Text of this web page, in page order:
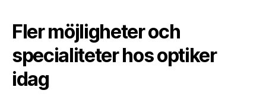
Fler möjligheter och
specialiteter hos optiker
idag